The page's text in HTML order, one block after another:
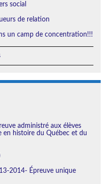
social
de relation
un camp de concentration!!!
administré aux élèves
histoire du Québec et du
2014- Épreuve unique